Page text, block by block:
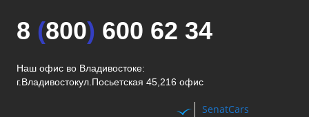
8 (800) 600 62 34
Наш офис во Владивостоке:
г.Владивостокул.Посьетская 45,216 офис
SenatCars